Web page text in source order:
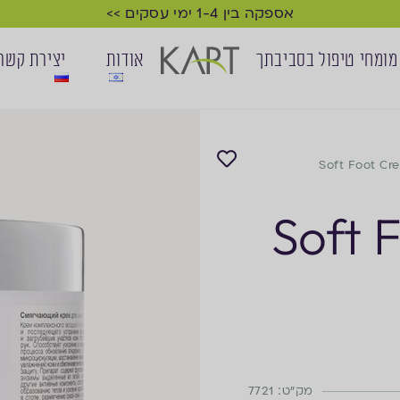
אספקה בין 1-4 ימי עסקים >>
מומחי טיפול בסביבתך אודות יצירת
Soft Foot
Soft
מק"ט: 7721